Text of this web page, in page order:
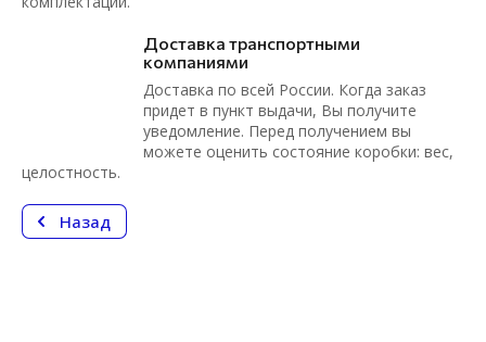
Доставка транспортными
компаниями
Доставка по всей России. Когда заказ
придет в пункт выдачи, Вы получите
уведомление. Перед получением вы
можете оценить состояние коробки: вес,
целостность.
Назад